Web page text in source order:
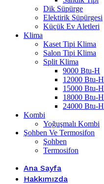
Dik Süpürge
Elektirik Süpürgesi
Küçük Ev Aletleri
Klima
Kaset Tipi Klima
Salon Tipi Klima
Split Klima
9000 Btu-H
12000 Btu-H
15000 Btu-H
18000 Btu-H
24000 Btu-H
Kombi
Yoğuşmalı Kombi
Şohben Ve Termosifon
Şohben
Termosifon
Ana Sayfa
Hakkımızda